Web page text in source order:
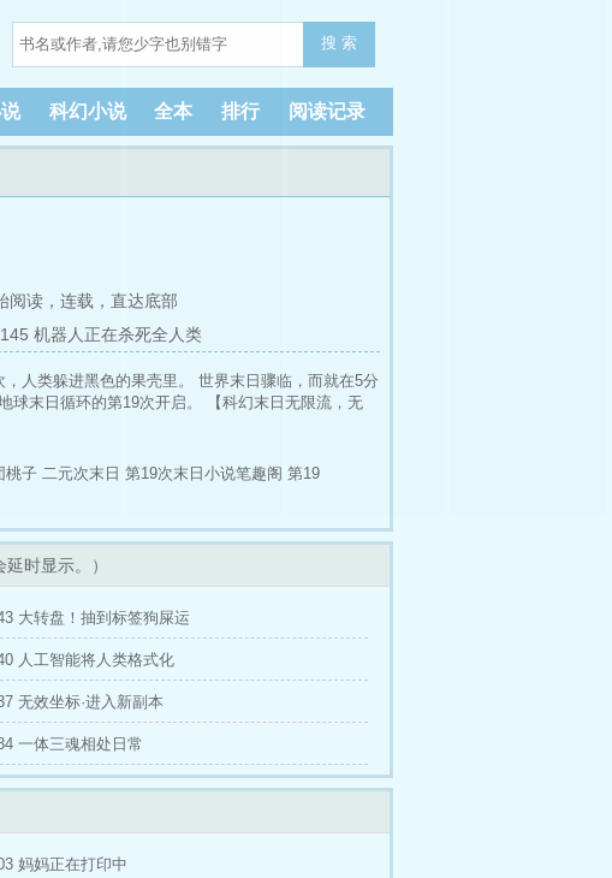
搜 索
科幻小说 全本 排行 阅读记录
阅读，连载， 直达底部
机器人正在杀死全人类
人类躲进黑色的果壳里。 世界末日骤临，而就在5分
末日循环的第19次开启。 【科幻末日无限流，无
桃子 二元次末日 第19次末日小说笔趣阁 第19
时显示。）
大转盘！抽到标签狗屎运
人工智能将人类格式化
无效坐标·进入新副本
一体三魂相处日常
妈妈正在打印中